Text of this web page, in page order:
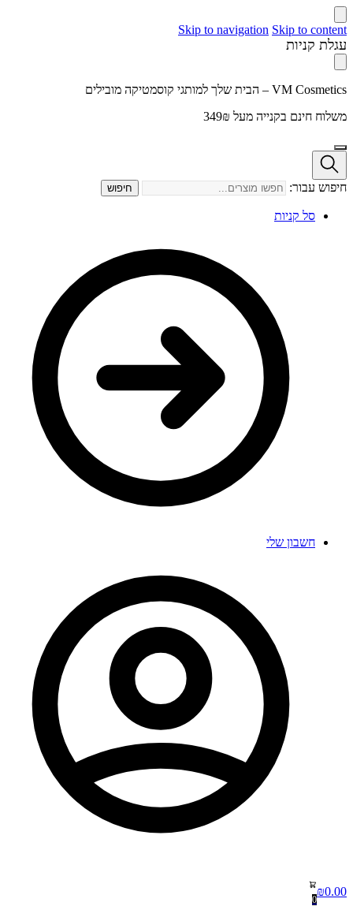
Skip to navigation Skip to content
עגלת קניות
VM Cosmetics – הבית שלך למותגי קוסמטיקה מובילים
משלוח חינם בקנייה מעל 349₪
חיפוש עבור: חיפוש
סל קניות
חשבון שלי
₪0.00
0